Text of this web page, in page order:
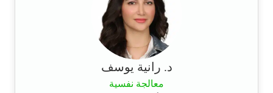
د. رانية يوسف
معالجة نفسية